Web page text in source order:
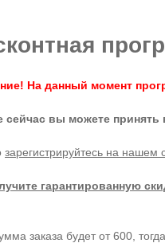
На данный момент
сейчас вы можете принять
зарегистрируйтесь на нашем
гарантированную
заказа будет от 600,